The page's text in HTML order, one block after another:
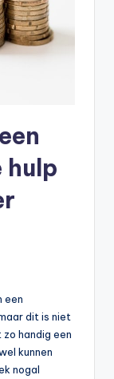
hulp
een
dit is niet
handig een
kunnen
nogal